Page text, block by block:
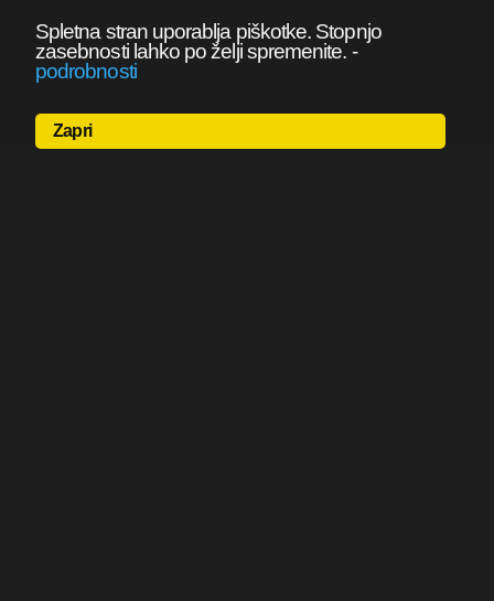
Spletna stran uporablja piškotke. Stopnjo
zasebnosti lahko po želji spremenite. -
podrobnosti
Zapri